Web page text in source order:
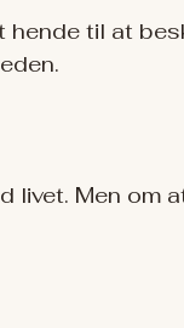
hende til at
livet. Men om